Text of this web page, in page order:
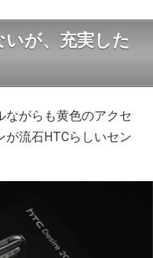
が、充実した
がらも黄色のアクセ
が流石HTCらしいセン